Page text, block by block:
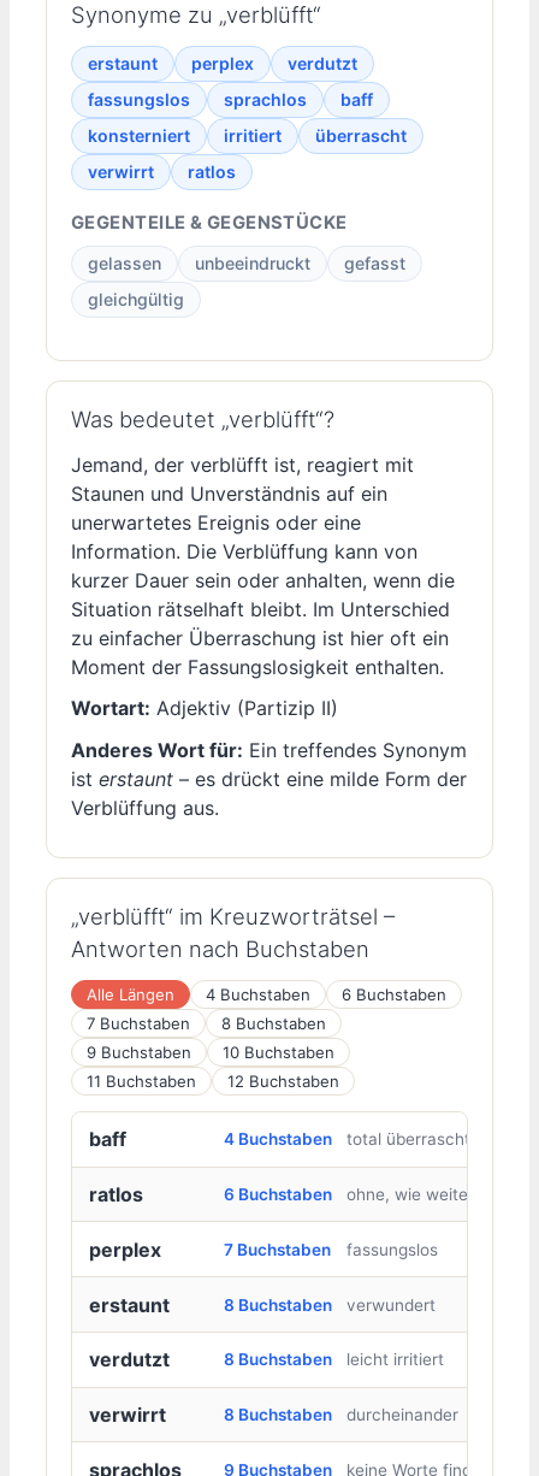
Synonyme zu „verblüfft“
erstaunt perplex
verdutzt
fassungslos
sprachlos
baff
konsterniert
irritiert
überrascht
verwirrt
ratlos
GEGENTEILE & GEGENSTÜCKE
gelassen unbeeindruckt
gefasst
gleichgültig
Was bedeutet „verblüfft“?
Jemand, der verblüfft ist, reagiert mit
Staunen und Unverständnis auf ein
unerwartetes Ereignis oder eine
Information. Die Verblüffung kann von
kurzer Dauer sein oder anhalten, wenn die
Situation rätselhaft bleibt. Im Unterschied
zu einfacher Überraschung ist hier oft ein
Moment der Fassungslosigkeit enthalten.
Wortart: Adjektiv (Partizip II)
Anderes Wort für: Ein treffendes Synonym
ist erstaunt – es drückt eine milde Form der
Verblüffung aus.
„verblüfft“ im Kreuzworträtsel –
Antworten nach Buchstaben
Alle Längen 4 Buchstaben
6 Buchstaben
7 Buchstaben
8 Buchstaben
9 Buchstaben
10 Buchstaben
11 Buchstaben
12 Buchstaben
baff 4 Buchstaben total überrascht
ratlos 6 Buchstaben ohne, wie weiter
perplex 7 Buchstaben fassungslos
erstaunt 8 Buchstaben verwundert
verdutzt 8 Buchstaben leicht irritiert
verwirrt 8 Buchstaben durcheinander
sprachlos 9 Buchstaben keine Worte finden